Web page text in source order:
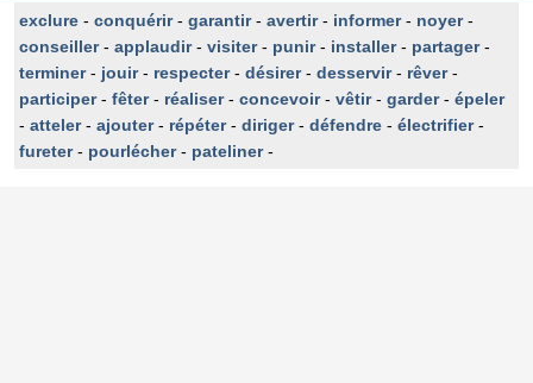
exclure - conquérir- garantir- avertir- informer- noyer-
conseiller- applaudir- visiter- punir- installer- partager-
terminer- jouir- respecter- désirer- desservir- rêver-
participer- fêter- réaliser- concevoir- vêtir- garder- épeler
- atteler- ajouter- répéter- diriger- défendre - électrifier-
fureter- pourlécher- pateliner-